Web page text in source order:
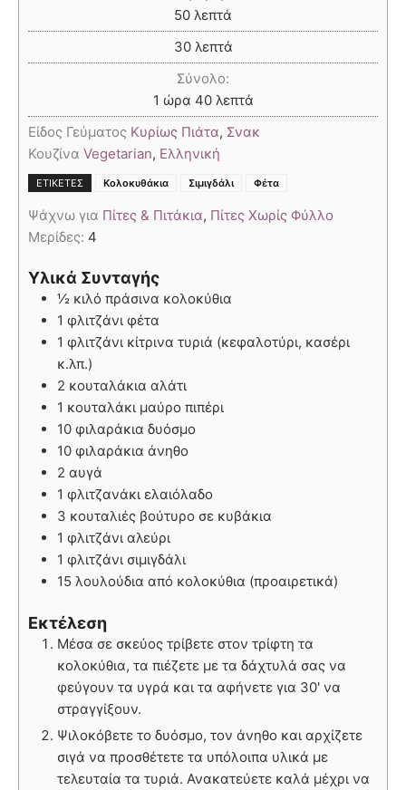
50 λεπτά
30 λεπτά
Σύνολο:
1 ώρα 40 λεπτά
Είδος Γεύματος Κυρίως Πιάτα, Σνακ
Κουζίνα Vegetarian, Ελληνική
ΕΤΙΚΈΤΕΣ Κολοκυθάκια Σιμιγδάλι Φέτα
Ψάχνω για Πίτες & Πιτάκια, Πίτες Χωρίς Φύλλο
Μερίδες: 4
Υλικά Συνταγής
½ κιλό πράσινα κολοκύθια
1 φλιτζάνι φέτα
1 φλιτζάνι κίτρινα τυριά (κεφαλοτύρι, κασέρι
κ.λπ.)
2 κουταλάκια αλάτι
1 κουταλάκι μαύρο πιπέρι
10 φιλαράκια δυόσμο
10 φιλαράκια άνηθο
2 αυγά
1 φλιτζανάκι ελαιόλαδο
3 κουταλιές βούτυρο σε κυβάκια
1 φλιτζάνι αλεύρι
1 φλιτζάνι σιμιγδάλι
15 λουλούδια από κολοκύθια (προαιρετικά)
Εκτέλεση
Μέσα σε σκεύος τρίβετε στον τρίφτη τα
κολοκύθια, τα πιέζετε με τα δάχτυλά σας να
φεύγουν τα υγρά και τα αφήνετε για 30' να
στραγγίξουν.
Ψιλοκόβετε το δυόσμο, τον άνηθο και αρχίζετε
σιγά να προσθέτετε τα υπόλοιπα υλικά με
τελευταία τα τυριά. Ανακατεύετε καλά μέχρι να